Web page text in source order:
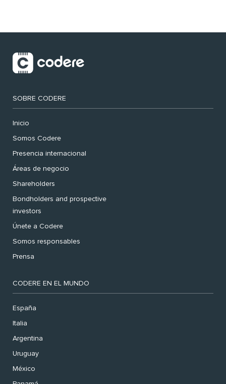
SOBRE CODERE
Inicio
Somos Codere
Presencia internacional
Áreas de negocio
Shareholders
Bondholders and prospective
investors
Únete a Codere
Somos responsables
Prensa
CODERE EN EL MUNDO
España
Italia
Argentina
Uruguay
México